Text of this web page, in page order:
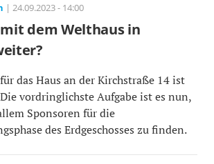
| 24.09.2023 - 14:00
dem Welthaus in
das Haus an der Kirchstraße 14 ist
vordringlichste Aufgabe ist es nun,
Sponsoren für die
des Erdgeschosses zu finden.